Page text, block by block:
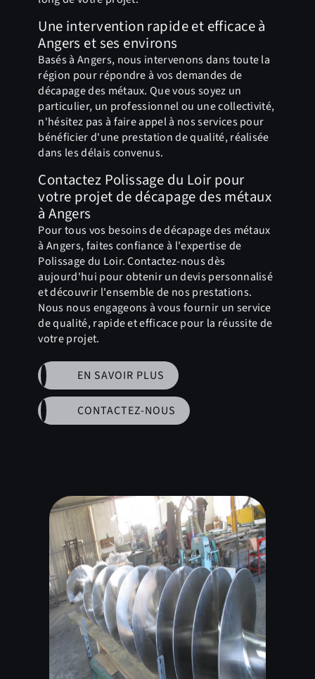
Une intervention rapide et efficace à
Angers et ses environs
Basés à Angers, nous intervenons dans toute la
région pour répondre à vos demandes de
décapage des métaux. Que vous soyez un
particulier, un professionnel ou une collectivité,
n'hésitez pas à faire appel à nos services pour
bénéficier d'une prestation de qualité, réalisée
dans les délais convenus.
Contactez Polissage du Loir pour
votre projet de décapage des métaux
à Angers
Pour tous vos besoins de décapage des métaux
à Angers, faites confiance à l'expertise de
Polissage du Loir. Contactez-nous dès
aujourd'hui pour obtenir un devis personnalisé
et découvrir l'ensemble de nos prestations.
Nous nous engageons à vous fournir un service
de qualité, rapide et efficace pour la réussite de
votre projet.
EN SAVOIR PLUS
CONTACTEZ-NOUS